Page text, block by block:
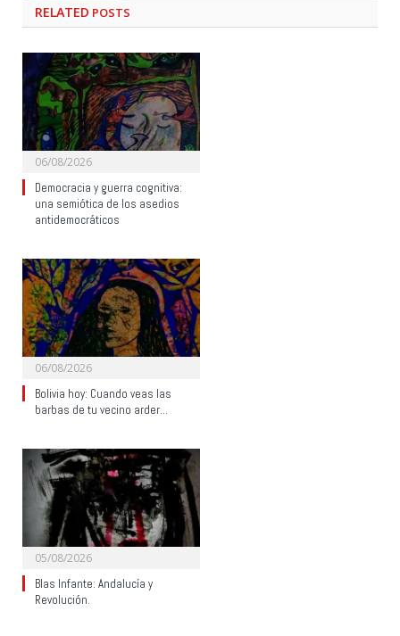
RELATED POSTS
06/08/2026
Democracia y guerra cognitiva:
una semiótica de los asedios
antidemocráticos
06/08/2026
Bolivia hoy: Cuando veas las
barbas de tu vecino arder…
05/08/2026
Blas Infante: Andalucía y
Revolución.